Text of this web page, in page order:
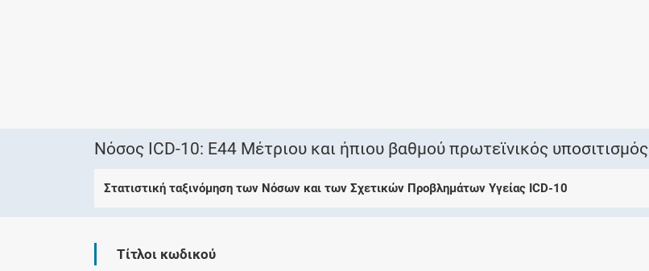
Νόσος ICD-10: E44 Μέτριου και ήπιου βαθμού πρωτεϊνικός υποσιτισμός
Στατιστική ταξινόμηση των Νόσων και των Σχετικών Προβλημάτων Υγείας ICD-10
Τίτλοι κωδικού